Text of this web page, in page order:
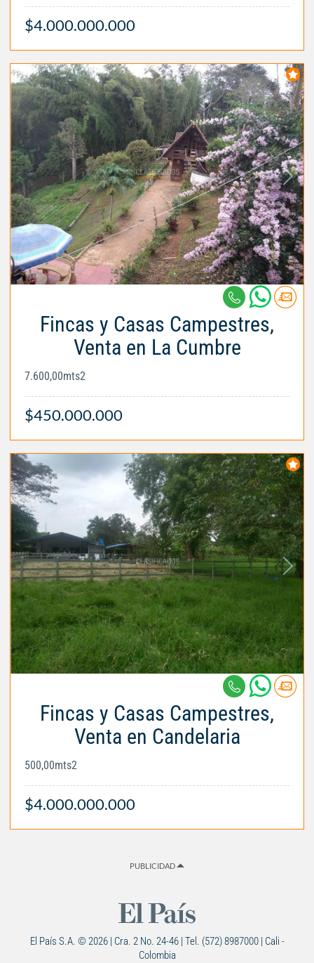
$4.000.000.000
Fincas y Casas Campestres,
Venta en La Cumbre
7.600,00mts2
$450.000.000
Fincas y Casas Campestres,
Venta en Candelaria
500,00mts2
$4.000.000.000
PUBLICIDAD
El País S.A. © 2026 | Cra. 2 No. 24-46 | Tel. (572) 8987000 | Cali -
Colombia